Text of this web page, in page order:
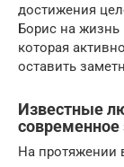
достижения
Борис на жизнь
которая
оставить
Известные
современное
На протяжении